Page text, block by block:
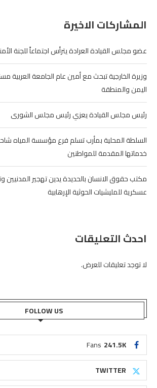
المشاركات الاخيرة
عضو مجلس القيادة العرادة يترأس اجتماعاً للجنة
وزيرة الخارجية تبحث مع أمين عام الجامعة العربية
اليمن والمنطقة
رئيس مجلس القيادة يعزي رئيس مجلس الشورى
السلطة المحلية بمأرب تسلم فرع مؤسسة المياه
خدماتها المقدمة للمواطنين
مكتب حقوق الانسان بالحديدة يدين تهجير المدنيين
عسكرية للمليشيات الحوثية الإرهابية
احدث التعليقات
لا توجد تعليقات للعرض.
FOLLOW US
241.5K
Fans
TWITTER